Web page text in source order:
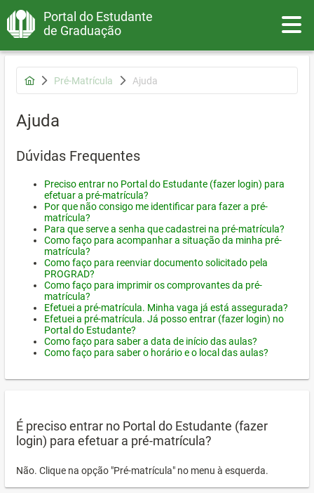
Portal do Estudante
de Graduação
Pré-Matrícula Ajuda
Ajuda
Dúvidas Frequentes
Preciso entrar no Portal do Estudante (fazer login) para
efetuar a pré-matrícula?
Por que não consigo me identificar para fazer a pré-
matrícula?
Para que serve a senha que cadastrei na pré-matrícula?
Como faço para acompanhar a situação da minha pré-
matrícula?
Como faço para reenviar documento solicitado pela
PROGRAD?
Como faço para imprimir os comprovantes da pré-
matrícula?
Efetuei a pré-matrícula. Minha vaga já está assegurada?
Efetuei a pré-matrícula. Já posso entrar (fazer login) no
Portal do Estudante?
Como faço para saber a data de início das aulas?
Como faço para saber o horário e o local das aulas?
É preciso entrar no Portal do Estudante (fazer
login) para efetuar a pré-matrícula?
Não. Clique na opção "Pré-matrícula" no menu à esquerda.